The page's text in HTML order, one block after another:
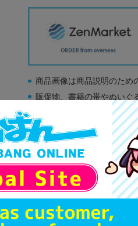
商品画像は商品説明のため
販促物、書籍の帯やぬいぐ
商品名や備考欄に特別な
「電池」は原則として保証
ゲーム機本体には、SDカ
ディスク類の読み取り面の
す。
※詳細につきましてはコチラ
JANコード